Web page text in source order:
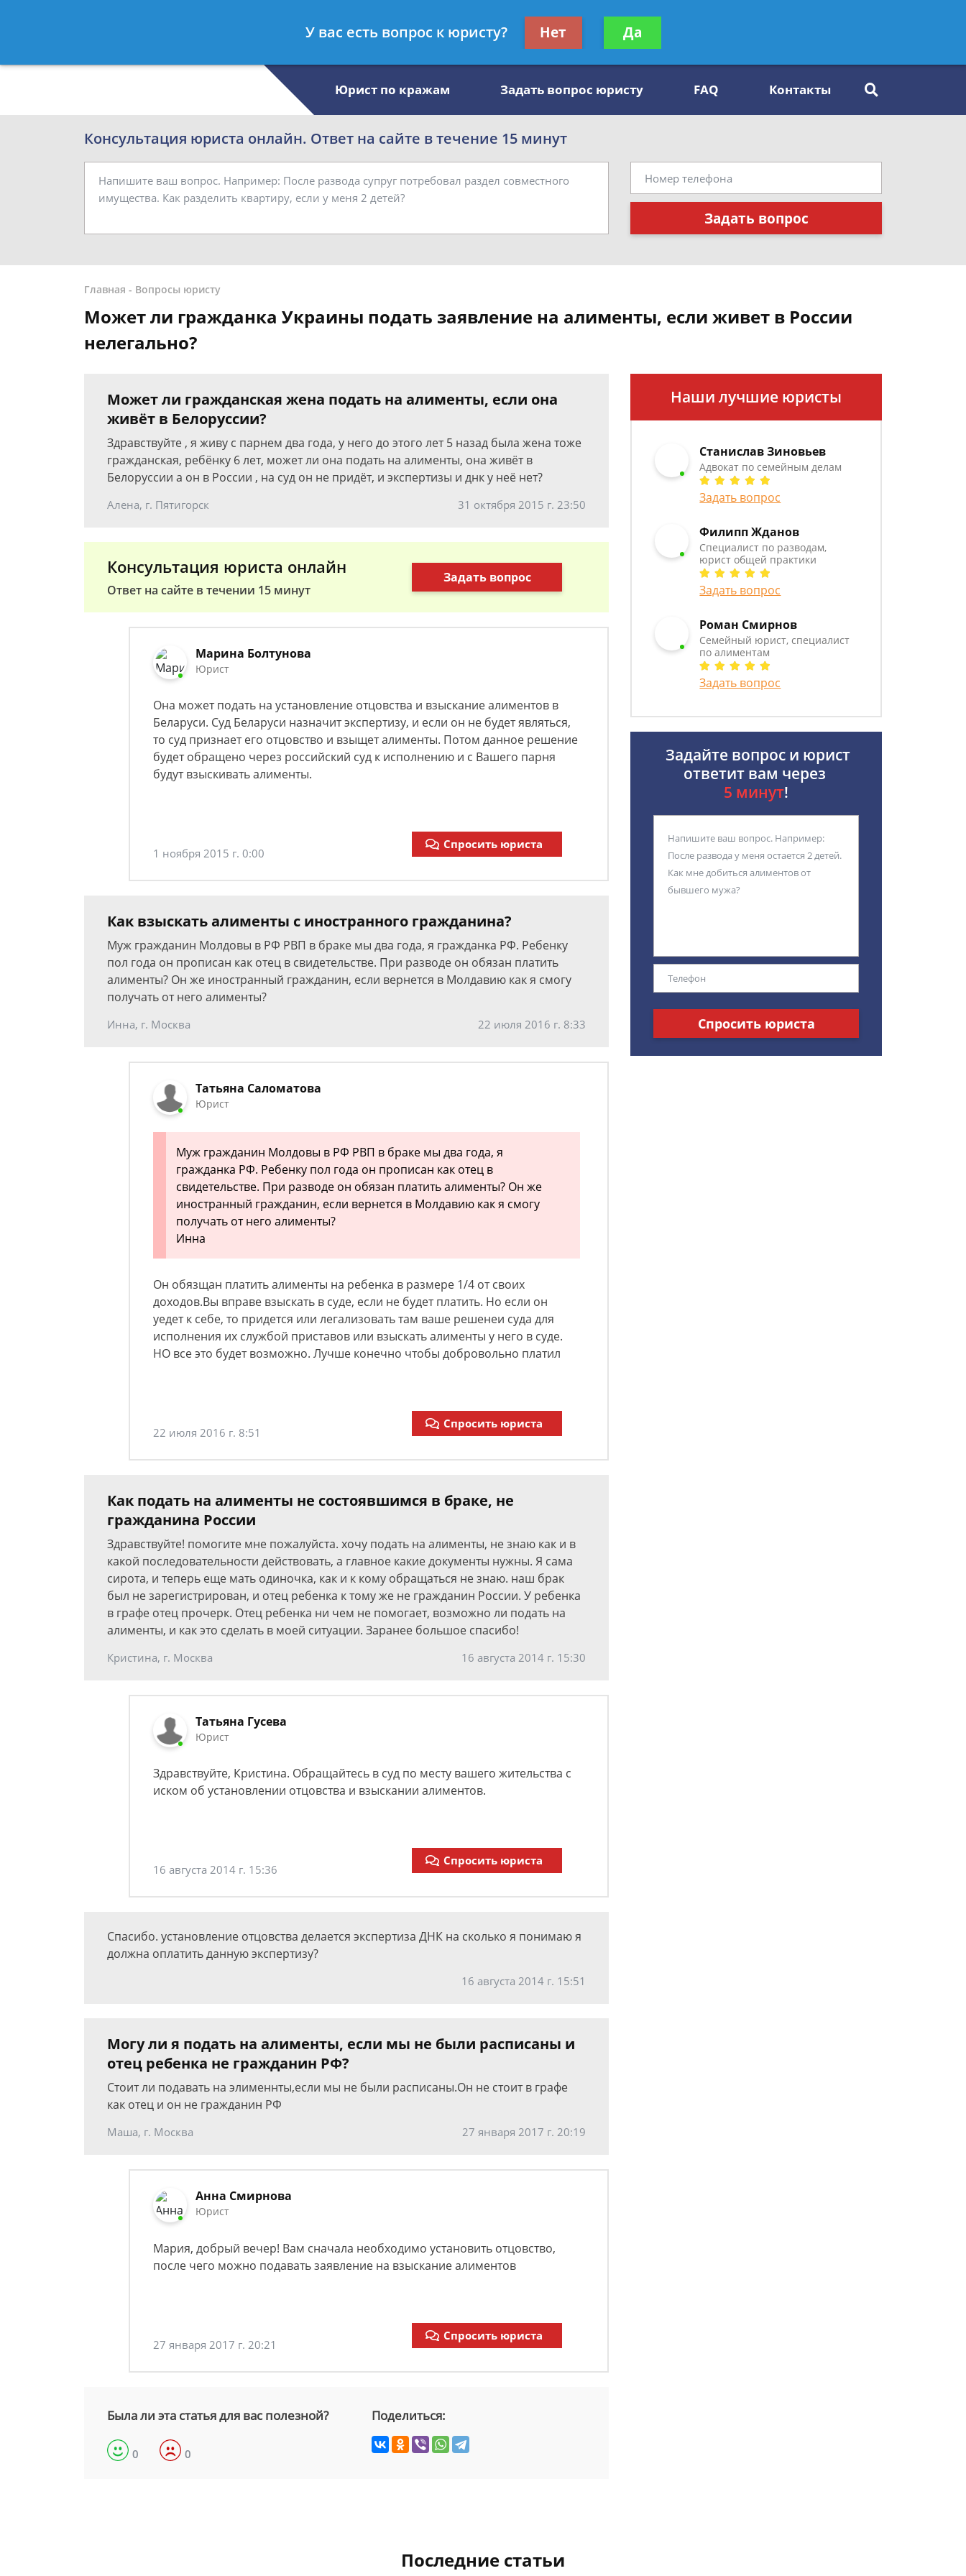
- Семейный юрист, специалист по алиментам
Получите консультацию
бесплатно
Юрист по кражам Задать вопрос юристу FAQ Контакты
Консультация юриста онлайн. Ответ на сайте в течение 15 минут
Задать вопрос
Главная - Вопросы юристу
Может ли гражданка Украины подать заявление на алименты, если живет в России
нелегально?
Может ли гражданская жена подать на алименты, если она
живёт в Белоруссии?
Здравствуйте , я живу с парнем два года, у него до этого лет 5 назад была жена тоже
гражданская, ребёнку 6 лет, может ли она подать на алименты, она живёт в
Белоруссии а он в России , на суд он не придёт, и экспертизы и днк у неё нет?
Алена, г. Пятигорск 31 октября 2015 г. 23:50
Консультация юриста онлайн
Ответ на сайте в течении 15 минут
Задать вопрос
Марина Болтунова
Юрист
Она может подать на установление отцовства и взыскание алиментов в
Беларуси. Суд Беларуси назначит экспертизу, и если он не будет являться,
то суд признает его отцовство и взыщет алименты. Потом данное решение
будет обращено через российский суд к исполнению и с Вашего парня
будут взыскивать алименты.
1 ноября 2015 г. 0:00
Спросить юриста
Как взыскать алименты с иностранного гражданина?
Муж гражданин Молдовы в РФ РВП в браке мы два года, я гражданка РФ. Ребенку
пол года он прописан как отец в свидетельстве. При разводе он обязан платить
алименты? Он же иностранный гражданин, если вернется в Молдавию как я смогу
получать от него алименты?
Инна, г. Москва 22 июля 2016 г. 8:33
Татьяна Саломатова
Юрист
Муж гражданин Молдовы в РФ РВП в браке мы два года, я
гражданка РФ. Ребенку пол года он прописан как отец в
свидетельстве. При разводе он обязан платить алименты? Он же
иностранный гражданин, если вернется в Молдавию как я смогу
получать от него алименты?
Инна
Он обязщан платить алименты на ребенка в размере 1/4 от своих
доходов.Вы вправе взыскать в суде, если не будет платить. Но если он
уедет к себе, то придется или легализовать там ваше решенеи суда для
исполнения их службой приставов или взыскать алименты у него в суде.
НО все это будет возможно. Лучше конечно чтобы добровольно платил
22 июля 2016 г. 8:51
Спросить юриста
Как подать на алименты не состоявшимся в браке, не
гражданина России
Здравствуйте! помогите мне пожалуйста. хочу подать на алименты, не знаю как и в
какой последовательности действовать, а главное какие документы нужны. Я сама
сирота, и теперь еще мать одиночка, как и к кому обращаться не знаю. наш брак
был не зарегистрирован, и отец ребенка к тому же не гражданин России. У ребенка
в графе отец прочерк. Отец ребенка ни чем не помогает, возможно ли подать на
алименты, и как это сделать в моей ситуации. Заранее большое спасибо!
Кристина, г. Москва 16 августа 2014 г. 15:30
Татьяна Гусева
Юрист
Здравствуйте, Кристина. Обращайтесь в суд по месту вашего жительства с
иском об установлении отцовства и взыскании алиментов.
16 августа 2014 г. 15:36
Спросить юриста
Спасибо. установление отцовства делается экспертиза ДНК на сколько я понимаю я
должна оплатить данную экспертизу?
16 августа 2014 г. 15:51
Могу ли я подать на алименты, если мы не были расписаны и
отец ребенка не гражданин РФ?
Стоит ли подавать на элименнты,если мы не были расписаны.Он не стоит в графе
как отец и он не гражданин РФ
Маша, г. Москва 27 января 2017 г. 20:19
Анна Смирнова
Юрист
Мария, добрый вечер! Вам сначала необходимо установить отцовство,
после чего можно подавать заявление на взыскание алиментов
27 января 2017 г. 20:21
Спросить юриста
Была ли эта статья для вас полезной?
0 0
Поделиться:
Наши лучшие юристы
Станислав Зиновьев
Адвокат по семейным делам
Задать вопрос
Филипп Жданов
Специалист по разводам,
юрист общей практики
Задать вопрос
Роман Смирнов
Семейный юрист, специалист
по алиментам
Задать вопрос
Задайте вопрос и юрист
ответит вам через
5 минут!
Спросить юриста
Последние статьи
У вас есть вопрос к юристу? Нет Да